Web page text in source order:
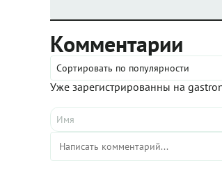
Комментарии
Сортировать по популярности
Уже зарегистрированны на